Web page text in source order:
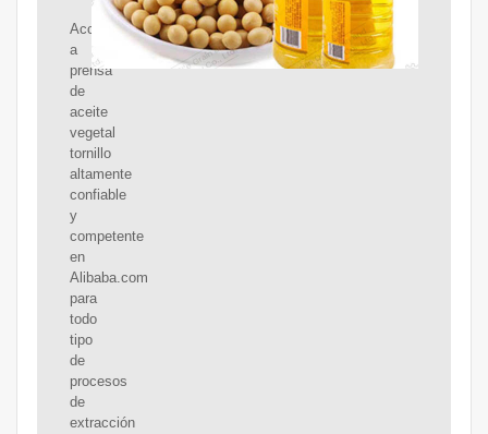
Acceda
a
prensa
de
aceite
vegetal
tornillo
altamente
confiable
y
competente
en
Alibaba.com
para
todo
tipo
de
procesos
de
extracción